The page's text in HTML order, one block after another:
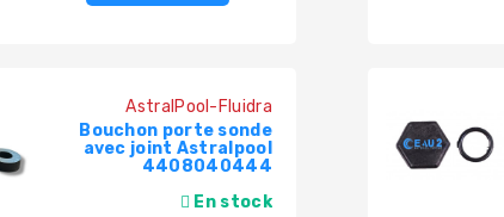
AstralPool-Fluidra
Bouchon porte sonde
avec joint Astralpool
4408040444
En stock